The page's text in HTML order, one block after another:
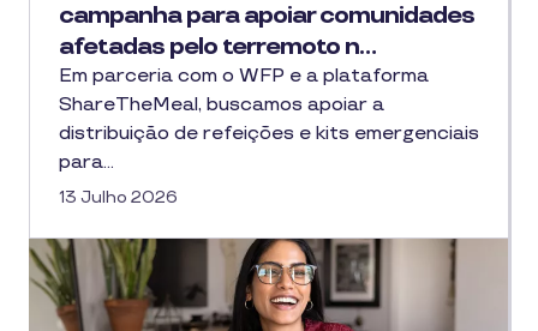
campanha para apoiar comunidades
afetadas pelo terremoto n…
Em parceria com o WFP e a plataforma
ShareTheMeal, buscamos apoiar a
distribuição de refeições e kits emergenciais
para…
13 Julho 2026